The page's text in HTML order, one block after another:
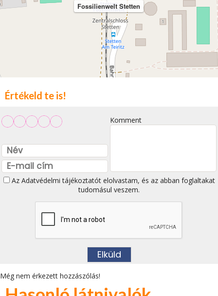
Fossilienwelt Stetten
Értékeld te is!
Komment
Az Adatvédelmi tájékoztatótelolvastam, és az abban foglaltakat
tudomásul veszem.
Még nem érkezett hozzászólás!